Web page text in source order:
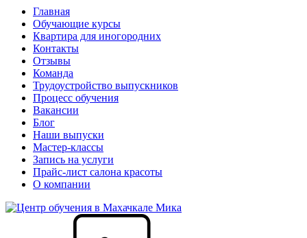
Главная
Обучающие курсы
Квартира для иногородних
Контакты
Отзывы
Команда
Трудоустройство выпускников
Процесс обучения
Вакансии
Блог
Наши выпуски
Мастер-классы
Запись на услуги
Прайс-лист салона красоты
О компании